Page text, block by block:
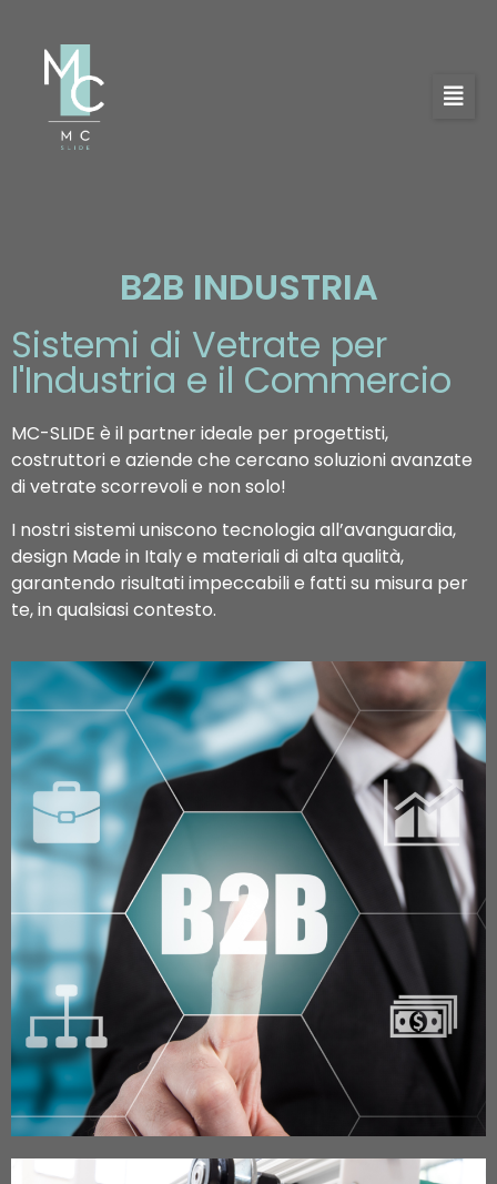
B2B INDUSTRIA
Sistemi di Vetrate per
l'Industria e il Commercio
MC-SLIDE è il partner ideale per progettisti,
costruttori e aziende che cercano soluzioni avanzate
di vetrate scorrevoli e non solo!
I nostri sistemi uniscono tecnologia all’avanguardia,
design Made in Italy e materiali di alta qualità,
garantendo risultati impeccabili e fatti su misura per
te, in qualsiasi contesto.